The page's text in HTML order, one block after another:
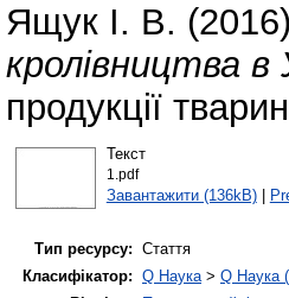
Ящук І. В. (2016)
кролівництва в
продукції
Текст
1.pdf
Завантажити (136kB)|
Тип ресурсу: Стаття
Класифікатор: Q Наука> Q Наука